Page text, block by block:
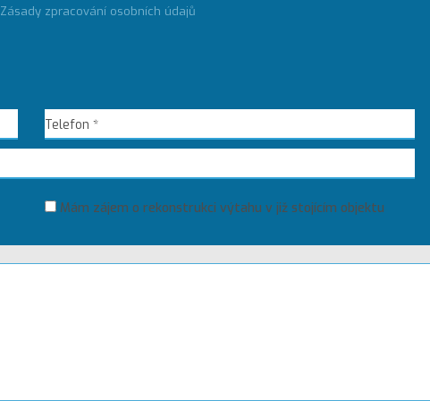
Zásady zpracování osobních údajů
Mám zájem o rekonstrukci výtahu v již stojícím objektu